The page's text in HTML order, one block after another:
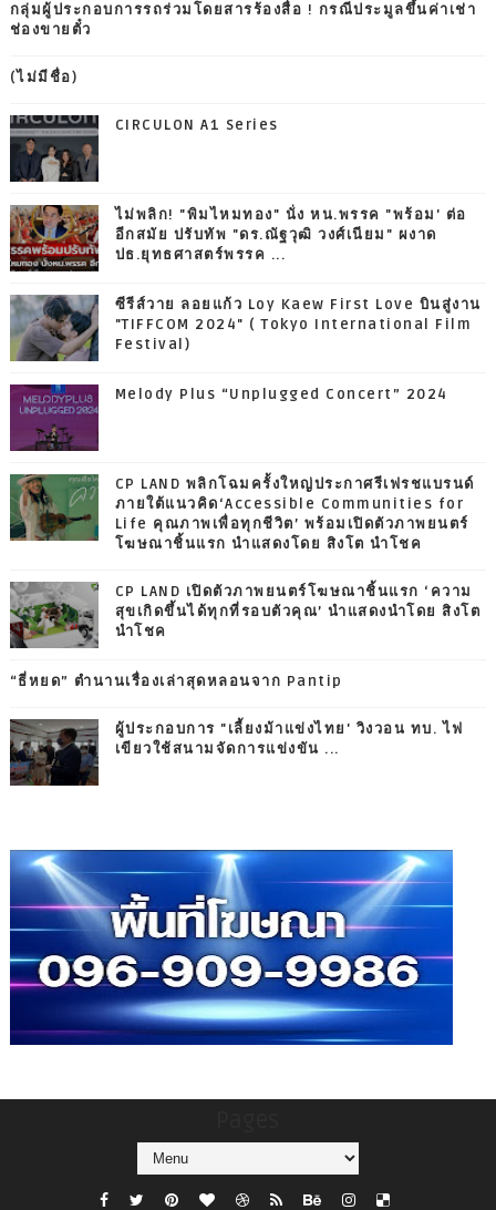
กลุ่มผู้ประกอบการรถร่วมโดยสารร้องสื่อ ! กรณีประมูลขึ้นค่าเช่า
ช่องขายตั๋ว
(ไม่มีชื่อ)
CIRCULON A1 Series
ไม่พลิก! "พิมไหมทอง" นั่ง หน.พรรค "พร้อม' ต่อ
อีกสมัย ปรับทัพ "ดร.ณัฐวุฒิ วงศ์เนียม" ผงาด
ปธ.ยุทธศาสตร์พรรค ...
ซีรีส์วาย ลอยแก้ว Loy Kaew First Love บินสู่งาน
"TIFFCOM 2024" ( Tokyo International Film
Festival)
Melody Plus “Unplugged Concert” 2024
CP LAND พลิกโฉมครั้งใหญ่ประกาศรีเฟรชแบรนด์
ภายใต้แนวคิด‘Accessible Communities for
Life คุณภาพเพื่อทุกชีวิต’ พร้อมเปิดตัวภาพยนตร์
โฆษณาชิ้นแรก นำแสดงโดย สิงโต นำโชค
CP LAND เปิดตัวภาพยนตร์โฆษณาชิ้นแรก ‘ความ
สุขเกิดขึ้นได้ทุกที่รอบตัวคุณ’ นำแสดงนำโดย สิงโต
นำโชค
“ธี่หยด” ตำนานเรื่องเล่าสุดหลอนจาก Pantip
ผู้ประกอบการ "เลี้ยงม้าแข่งไทย' วิงวอน ทบ. ไฟ
เขียวใช้สนามจัดการแข่งขัน ...